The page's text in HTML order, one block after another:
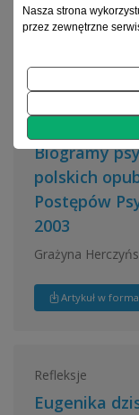
2003, tom
Tadeusz
Biogramy
polskich
Postępów
2003
Grażyna
Artykuł w
Refleksje
Eugenika
Nasza strona
przez zewnętrzne